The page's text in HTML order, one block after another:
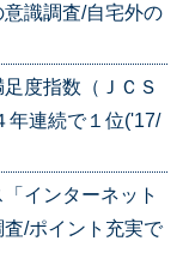
意識調査/自宅外の
度指数（ＪＣＳ
年連続で１位('17/
インターネット
/ポイント充実で